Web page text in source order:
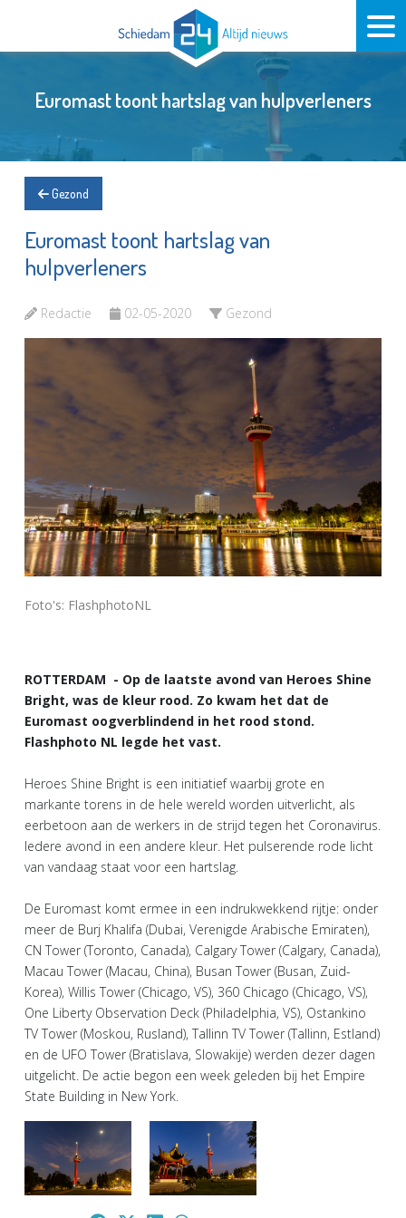
Euromast toont hartslag van hulpverleners
Gezond
Euromast toont hartslag van
hulpverleners
Redactie 02-05-2020 Gezond
Foto's: FlashphotoNL
ROTTERDAM - Op de laatste avond van Heroes Shine
Bright, was de kleur rood. Zo kwam het dat de
Euromast oogverblindend in het rood stond.
Flashphoto NL legde het vast.
Heroes Shine Bright is een initiatief waarbij grote en
markante torens in de hele wereld worden uitverlicht, als
eerbetoon aan de werkers in de strijd tegen het Coronavirus.
Iedere avond in een andere kleur. Het pulserende rode licht
van vandaag staat voor een hartslag.
De Euromast komt ermee in een indrukwekkend rijtje: onder
meer de Burj Khalifa (Dubai, Verenigde Arabische Emiraten),
CN Tower (Toronto, Canada), Calgary Tower (Calgary, Canada),
Macau Tower (Macau, China), Busan Tower (Busan, Zuid-
Korea), Willis Tower (Chicago, VS), 360 Chicago (Chicago, VS),
One Liberty Observation Deck (Philadelphia, VS), Ostankino
TV Tower (Moskou, Rusland), Tallinn TV Tower (Tallinn, Estland)
en de UFO Tower (Bratislava, Slowakije) werden dezer dagen
uitgelicht. De actie begon een week geleden bij het Empire
State Building in New York.